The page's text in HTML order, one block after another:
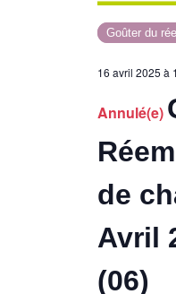
Annulé(e)
de
Avril
(06)
16 avril 2025 à
Goûter du